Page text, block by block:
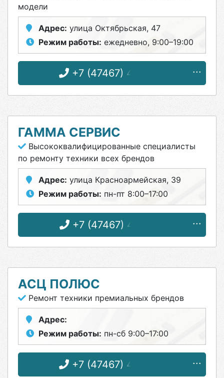
модели
Адрес: улица Октябрьская, 47
Режим работы: ежедневно, 9:00–19:00
+7 (47467) 4-33-17
ГАММА СЕРВИС
Высококвалифицированные специалисты
по ремонту техники всех брендов
Адрес: улица Красноармейская, 39
Режим работы: пн-пт 8:00–17:00
+7 (47467) 4-87-31
АСЦ ПОЛЮС
Ремонт техники премиальных брендов
Адрес:
Режим работы: пн-сб 9:00–17:00
+7 (47467) 4-12-08